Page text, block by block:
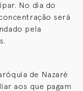
No dia do
será
pela
de Nazaré
aos que pagam